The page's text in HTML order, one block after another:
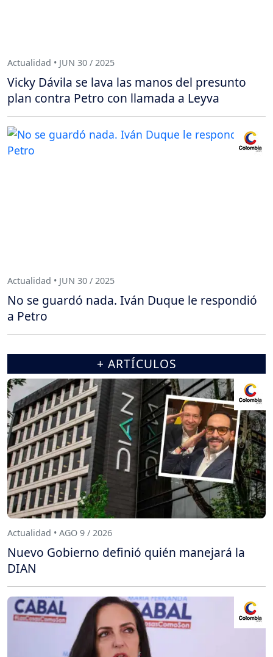
Actualidad • JUN 30 / 2025
Vicky Dávila se lava las manos del presunto
plan contra Petro con llamada a Leyva
Actualidad • JUN 30 / 2025
No se guardó nada. Iván Duque le respondió
a Petro
+ ARTÍCULOS
Actualidad • AGO 9 / 2026
Nuevo Gobierno definió quién manejará la
DIAN